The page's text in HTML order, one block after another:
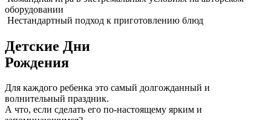
оборудовании
Нестандартный подход к приготовлению блюд
Детские Дни
Рождения
Для каждого ребенка это самый долгожданный и
волнительный праздник.
А что, если сделать его по-настоящему ярким и